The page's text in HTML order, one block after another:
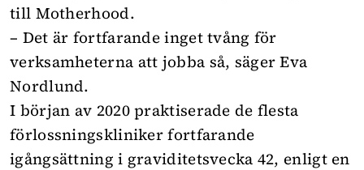
till Motherhood.
– Det är fortfarande inget tvång för
verksamheterna att jobba så, säger Eva
Nordlund.
I början av 2020 praktiserade de flesta
förlossningskliniker fortfarande
igångsättning i graviditetsvecka 42, enligt en